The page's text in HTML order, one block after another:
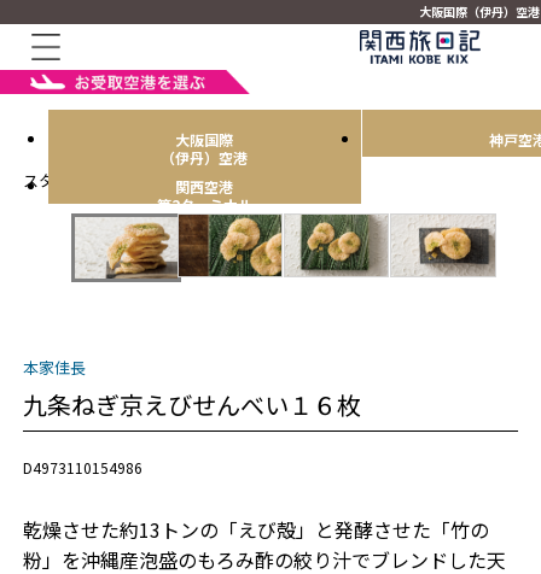
大阪国際（伊丹）空
大阪国際
（伊丹）空港
神戸空
関西空港
第2ターミナル
スタッフおすすめ！
本家佳長
九条ねぎ京えびせんべい１６枚
D4973110154986
乾燥させた約13トンの「えび殻」と発酵させた「竹の
粉」を沖縄産泡盛のもろみ酢の絞り汁でブレンドした天